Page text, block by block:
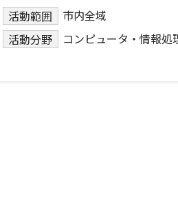
活動範囲
市内全域
活動分野
コンピュータ・情報処